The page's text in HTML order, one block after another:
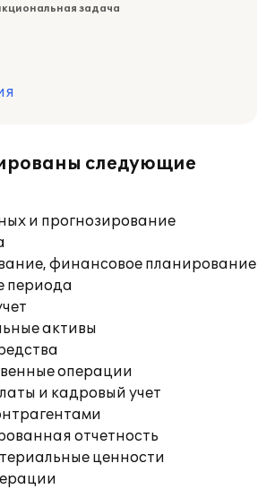
задача
следующие
и прогнозирование
финансовое планирование
периода
активы
операции
и кадровый учет
отчетность
ценности